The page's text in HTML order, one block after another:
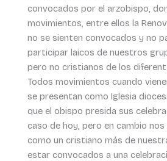
convocados por el arzobispo,
movimientos, entre ellos la
no se sienten convocados y no
participar laicos de nuestros
pero no cristianos de los
Todos movimientos cuando
se presentan como Iglesia
que el obispo presida sus
caso de hoy, pero en cambio
como un cristiano más de
estar convocados a una